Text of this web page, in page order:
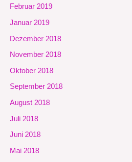
Februar 2019
Januar 2019
Dezember 2018
November 2018
Oktober 2018
September 2018
August 2018
Juli 2018
Juni 2018
Mai 2018